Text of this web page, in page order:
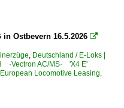
in Ostbevern 16.5.2026 
, Deutschland / E-Loks |
·Vectron AC/MS· 'X4 E'
Locomotive Leasing,